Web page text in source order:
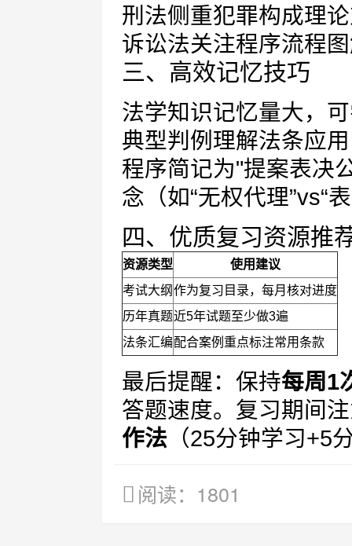
刑法侧重犯罪构成理
诉讼法关注程序流程
三、高效记忆技巧
法学知识记忆量大，
典型判例理解法条应
程序简记为"提案表决
念（如“无权代理”vs“
四、优质复习资源推
资源类型
使用建议
考试大纲 作为复习目录，每月核对进度
历年真题近5年试题至少做3遍
法条汇编配合案例重点标注常用条款
最后提醒：保持每周1
答题速度。复习期间
作法 （25分钟学习+5
阅读：1801